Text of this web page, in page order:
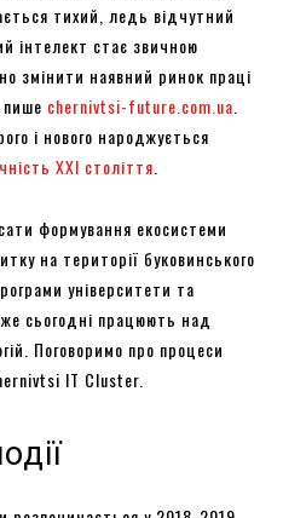
тихий, ледь відчутний
інтелект стає звичною
змінити наявний ринок праці
пише chernivtsi-future.com.ua
і нового народжується
XXI століття
формування екосистеми
на території буковинського
університети та
сьогодні працюють над
Поговоримо про процеси
IT Cluster.